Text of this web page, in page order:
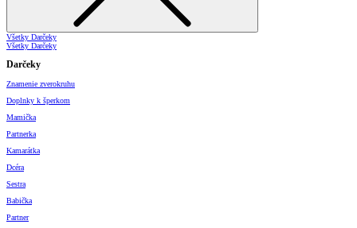
Všetky Darčeky
Všetky Darčeky
Darčeky
Znamenie zverokruhu
Doplnky k šperkom
Mamička
Partnerka
Kamarátka
Dcéra
Sestra
Babička
Partner